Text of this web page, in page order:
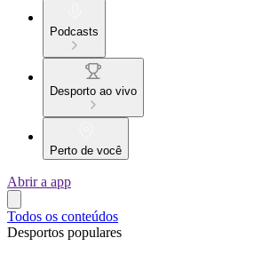
Podcasts
Desporto ao vivo
Perto de você
Abrir a app
Todos os conteúdos
Desportos populares